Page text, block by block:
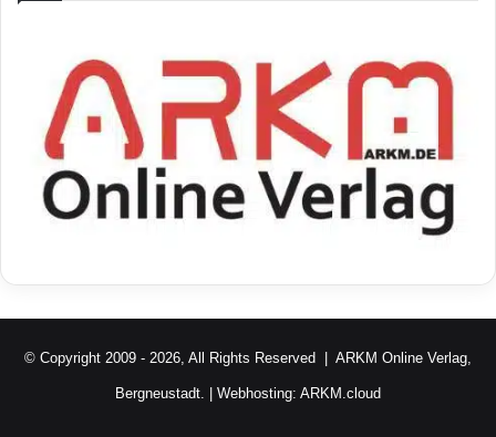
© Copyright 2009 - 2026, All Rights Reserved | ARKM Online Verlag,
Bergneustadt. | Webhosting: ARKM.cloud